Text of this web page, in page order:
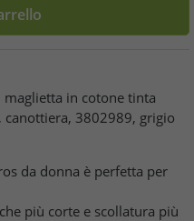
maglietta in cotone tinta
3802989, grigio
da donna è perfetta per
più corte e scollatura più